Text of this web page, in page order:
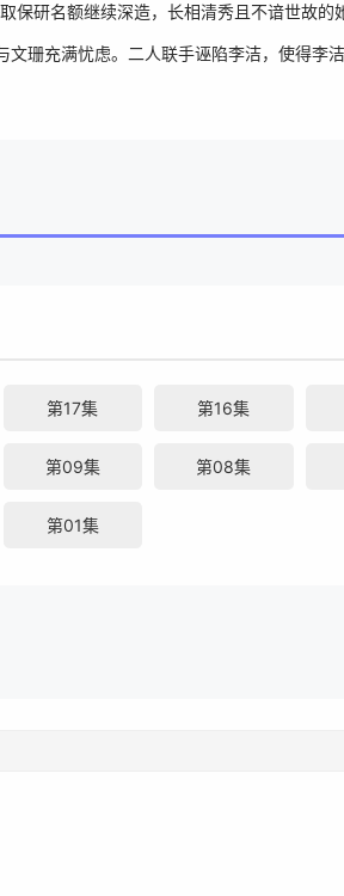
研名额继续深造，长相清秀且不谙世故的
珊充满忧虑。二人联手诬陷李洁，使得李
，医生告知她有了身孕。由于身体虚弱，李
让和逃避不能解决问题，反抗才能不受欺凌
第17集 第16集
第09集 第08集
第01集